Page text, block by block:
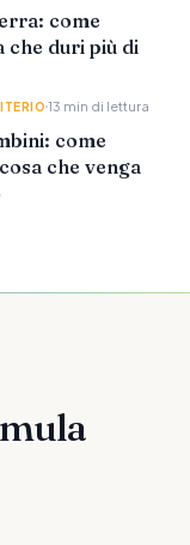
come
che duri più di
13 min di lettura
come
che venga